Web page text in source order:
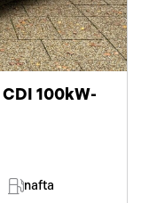
100kW-
nafta